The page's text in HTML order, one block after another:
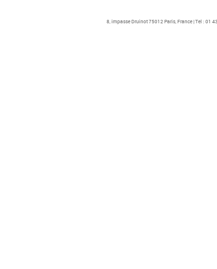
8, impasse Druinot 75012 Paris, France | Tel : 01